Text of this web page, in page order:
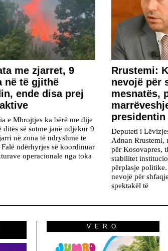
me zjarret, 9
në të gjithë
ende disa prej
e Mbrojtjes ka bërë me dije
ditës së sotme janë ndjekur 9
në zona të ndryshme të
ndërhyrjes së koordinuar
operacionale nga toka
Rrustemi:
nevojë për
mesnatës,
presidentin
Deputeti i
Adnan Rrustemi,
për Kosovapres,
stabilitet
përplasje
nevojë për
spektakël të
VERO